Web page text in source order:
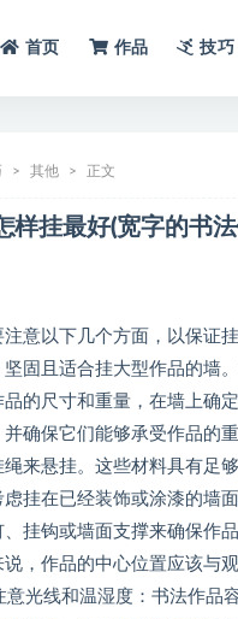
首页 作品 技巧
其他 正文
样挂最好(宽字的书
意以下几个方面，以保证
固且适合挂大型作品的墙
的尺寸和重量，在墙上确
确保它们能够承受作品的
来悬挂。这些材料具有足
挂在已经装饰或涂漆的墙
挂钩或墙面支撑来确保作
，作品的中心位置应该与
光线和温湿度：书法作品